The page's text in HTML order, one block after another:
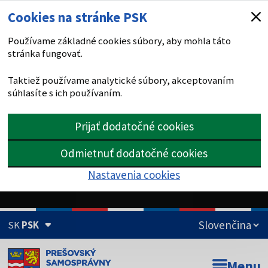
Cookies na stránke PSK
Používame základné cookies súbory, aby mohla táto
stránka fungovať.
Taktiež používame analytické súbory, akceptovaním
súhlasíte s ich používaním.
Prijať dodatočné cookies
Odmietnuť dodatočné cookies
Nastavenia cookies
SKPSK
Doména psk.sk je oficiálna